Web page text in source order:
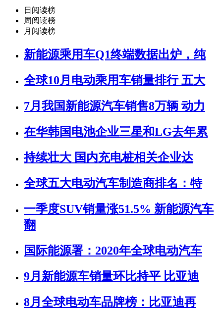
日阅读榜
周阅读榜
月阅读榜
新能源乘用车Q1终端数据出炉，纯
全球10月电动乘用车销量排行 五大
7月我国新能源汽车销售8万辆 动力
在华韩国电池企业三星和LG去年累
持续壮大 国内充电桩相关企业达
全球五大电动汽车制造商排名：特
一季度SUV销量涨51.5% 新能源汽车
翻
国际能源署：2020年全球电动汽车
9月新能源车销量环比持平 比亚迪
8月全球电动车品牌榜：比亚迪再